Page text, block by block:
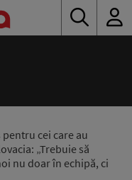
cei care au
„Trebuie să
nu doar în echipă, ci